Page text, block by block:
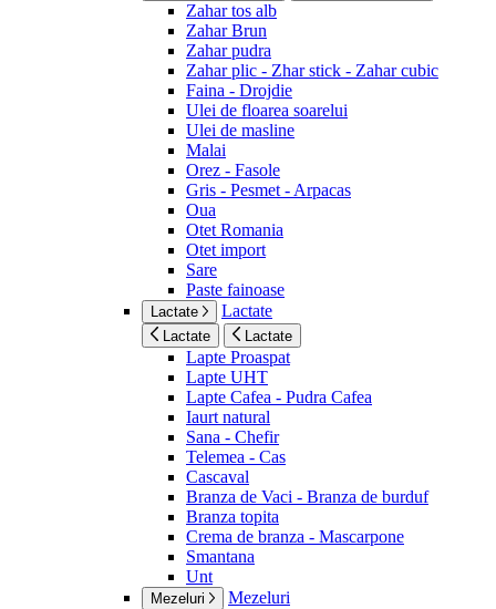
Zahar tos alb
Zahar Brun
Zahar pudra
Zahar plic - Zhar stick - Zahar cubic
Faina - Drojdie
Ulei de floarea soarelui
Ulei de masline
Malai
Orez - Fasole
Gris - Pesmet - Arpacas
Oua
Otet Romania
Otet import
Sare
Paste fainoase
Lactate Lactate
Lactate Lactate
Lapte Proaspat
Lapte UHT
Lapte Cafea - Pudra Cafea
Iaurt natural
Sana - Chefir
Telemea - Cas
Cascaval
Branza de Vaci - Branza de burduf
Branza topita
Crema de branza - Mascarpone
Smantana
Unt
Mezeluri Mezeluri